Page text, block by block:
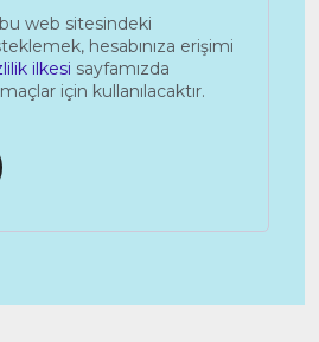
web sitesindeki
hesabınıza erişimi
ilkesi sayfamızda
için kullanılacaktır.